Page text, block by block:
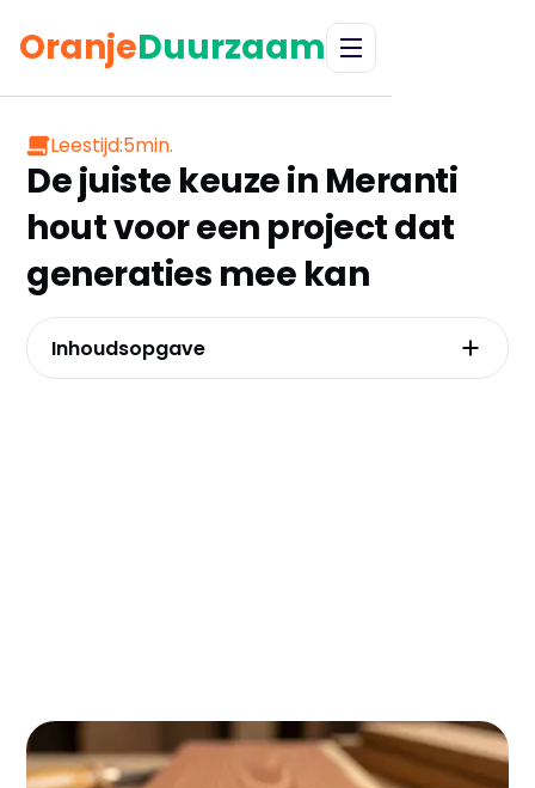
OranjeDuurzaam
Leestijd:5min.
De juiste keuze in Meranti
hout voor een project dat
generaties mee kan
Inhoudsopgave